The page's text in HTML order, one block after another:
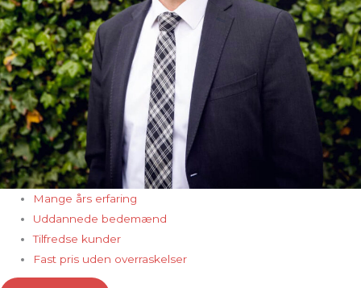
Mange års erfaring
Uddannede bedemænd
Tilfredse kunder
Fast pris uden overraskelser